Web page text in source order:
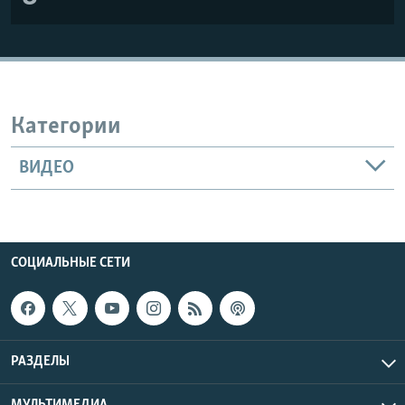
Категории
ВИДЕО
СОЦИАЛЬНЫЕ СЕТИ
РАЗДЕЛЫ